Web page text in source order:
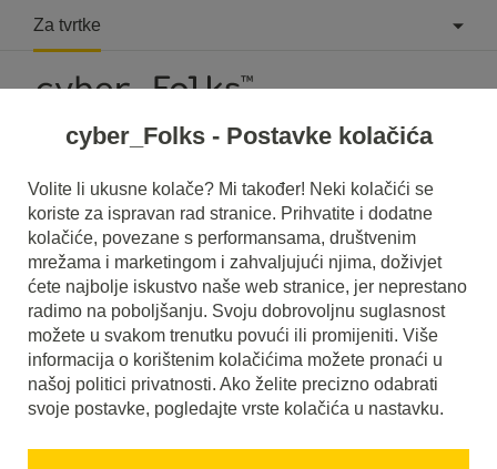
Za tvrtke
Email
Kako provjeriti da li email adresa
postoji?
3 veljače 2016 5 prosinca 2023
cca.3 min
cyber_Folks - Postavke kolačića
Volite li ukusne kolače? Mi također! Neki kolačići se
koriste za ispravan rad stranice. Prihvatite i dodatne
kolačiće, povezane s performansama, društvenim
mrežama i marketingom i zahvaljujući njima, doživjet
ćete najbolje iskustvo naše web stranice, jer neprestano
radimo na poboljšanju. Svoju dobrovoljnu suglasnost
možete u svakom trenutku povući ili promijeniti. Više
informacija o korištenim kolačićima možete pronaći u
našoj politici privatnosti. Ako želite precizno odabrati
svoje postavke, pogledajte vrste kolačića u nastavku.